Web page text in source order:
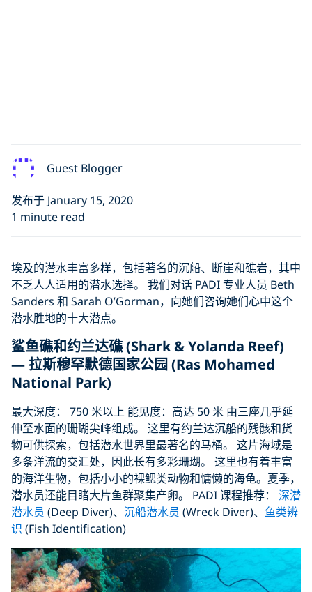
Guest Blogger
发布于 January 15, 2020
1 minute read
埃及的潜水丰富多样，包括著名的沉船、断崖和礁岩，其中
不乏人人适用的潜水选择。 我们对话 PADI 专业人员 Beth
Sanders 和 Sarah O’Gorman，向她们咨询她们心中这个
潜水胜地的十大潜点。
鲨鱼礁和约兰达礁 (Shark & Yolanda Reef)
— 拉斯穆罕默德国家公园 (Ras Mohamed
National Park)
最大深度： 750 米以上 能见度：高达 50 米 由三座几乎延
伸至水面的珊瑚尖峰组成。 这里有约兰达沉船的残骸和货
物可供探索，包括潜水世界里最著名的马桶。 这片海域是
多条洋流的交汇处，因此长有多彩珊瑚。 这里也有着丰富
的海洋生物，包括小小的裸鳃类动物和慵懒的海龟。夏季，
潜水员还能目睹大片鱼群聚集产卵。 PADI 课程推荐： 深潜
潜水员 (Deep Diver)、 沉船潜水员 (Wreck Diver)、 鱼类辨
识 (Fish Identification)